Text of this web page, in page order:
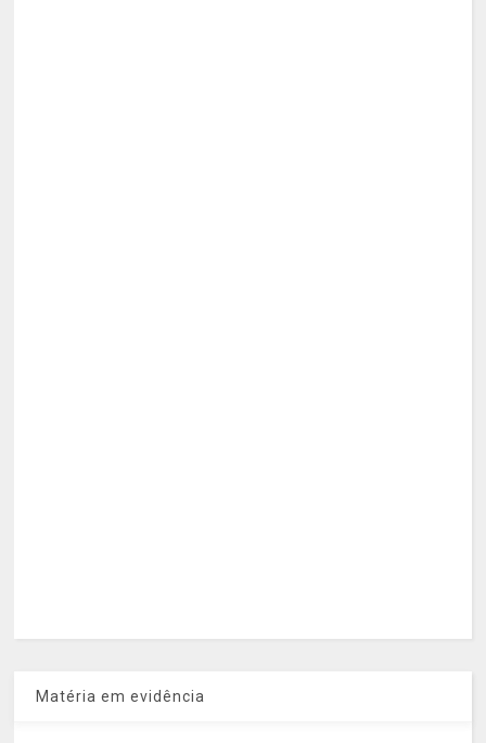
Matéria em evidência